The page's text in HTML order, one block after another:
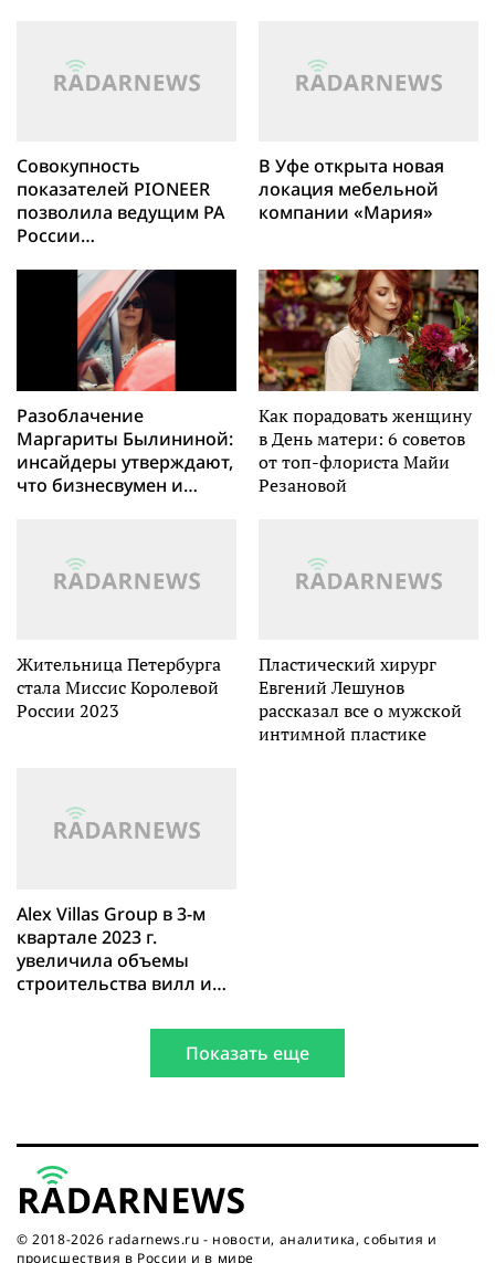
Совокупность
показателей PIONEER
позволила ведущим РА
России
кредитный рейтинг
компании
В Уфе открыта новая
локация мебельной
компании «Мария»
Разоблачение
Маргариты Былининой:
инсайдеры утверждают,
что бизнесвумен и
Как порадовать женщину
в День матери: 6 советов
от топ-флориста Майи
Резановой
Жительница Петербурга
стала Миссис Королевой
России 2023
Пластический хирург
Евгений Лешунов
рассказал все о мужской
интимной пластике
Alex Villas Group в 3-м
квартале 2023 г.
увеличила объемы
строительства вилл и
Показать еще
© 2018-2026 radarnews.ru - новости, аналитика, события и
происшествия в России и в мире